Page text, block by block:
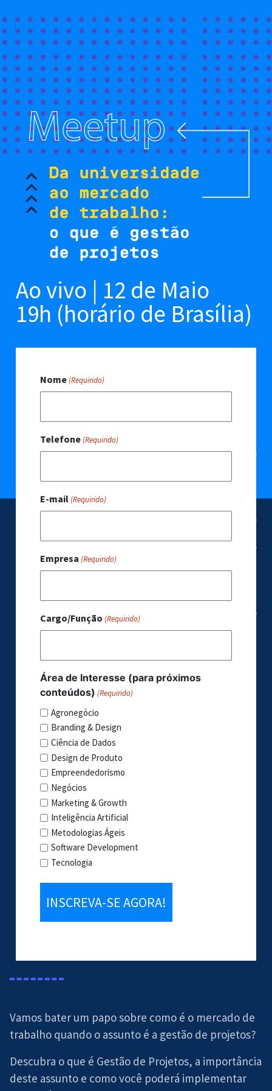
Vamos bater um papo sobre como é o mercado de
trabalho quando o assunto é a gestão de projetos?
Descubra o que é Gestão de Projetos, a importância
deste assunto e como você poderá implementar
Ao vivo | 12 de Maio
19h (horário de Brasília)
Nome(Requirido)
Telefone(Requirido)
E-mail(Requirido)
Empresa (Requirido)
Cargo/Função (Requirido)
Área de Interesse (para próximos
conteúdos) (Requirido)
Agronegócio
Branding & Design
Ciência de Dados
Design de Produto
Empreendedorismo
Negócios
Marketing & Growth
Inteligência Artificial
Metodologias Ágeis
Software Development
Tecnologia